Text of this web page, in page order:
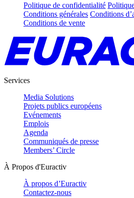
Politique de confidentialité
Conditions générales Conditions
Conditions de vente
Services
Media Solutions
Projets publics européens
Evénements
Emplois
Agenda
Communiqués de presse
Members’ Circle
À Propos d'Euractiv
À propos d’Euractiv
Contactez-nous